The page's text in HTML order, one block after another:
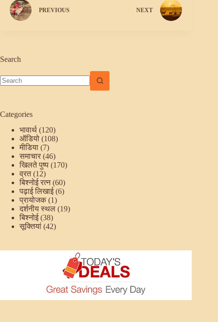
PREVIOUS NEXT
Search
Categories
भावार्थ (120)
ऑडियो (108)
मीडिया (7)
समाचार (46)
खिलते पुष्प (170)
व्रत(12)
बिश्नोई रत्न(60)
पढ़ाई लिखाई(6)
प्रायोजक (1)
दर्शनीय स्थल (19)
बिश्नोई(38)
सूक्तियां (42)